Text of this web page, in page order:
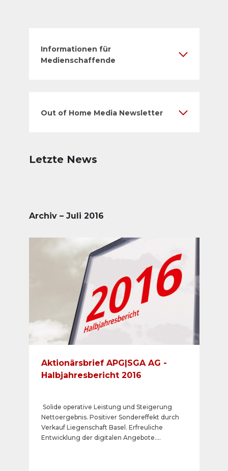
Informationen für
Medienschaffende
Out of Home Media Newsletter
Letzte News
Archiv – Juli 2016
Aktionärsbrief APG|SGA AG -
Halbjahresbericht 2016
Nettoergebnis. Positiver Sondereffekt durch
Verkauf Liegenschaft Basel. Erfreuliche
Entwicklung der digitalen Angebote.